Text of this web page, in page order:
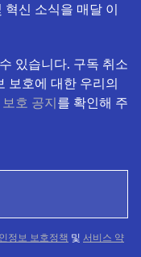
신 소식을 매달 이
있습니다. 구독 취소
보호에 대한 우리의
호 공지를 확인해 주
정보 보호정책 및 서비스 약